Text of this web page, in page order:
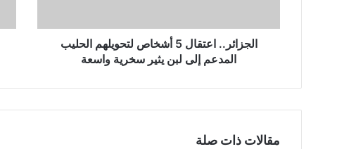
الجزائر.. اعتقال 5 أشخاص لتحويلهم الحليب
المدعم إلى لبن يثير سخرية واسعة
مقالات ذات صلة